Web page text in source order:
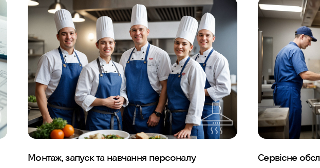
Монтаж, запуск та навчання персоналу Сервісне